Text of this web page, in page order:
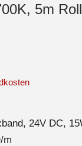
5m
24V DC,
m